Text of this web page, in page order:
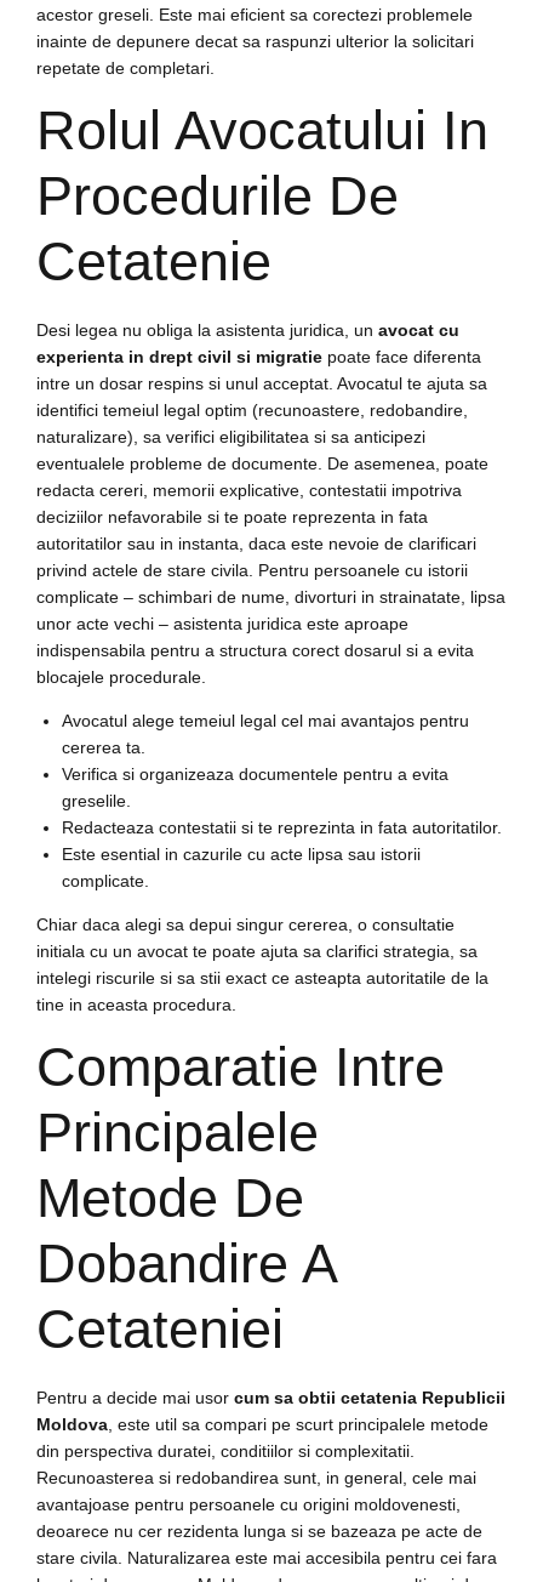
acestor greseli. Este mai eficient sa corectezi problemele
inainte de depunere decat sa raspunzi ulterior la solicitari
repetate de completari.
Rolul Avocatului In
Procedurile De
Cetatenie
Desi legea nu obliga la asistenta juridica, un avocat cu
experienta in drept civil si migratie poate face diferenta
intre un dosar respins si unul acceptat. Avocatul te ajuta sa
identifici temeiul legal optim (recunoastere, redobandire,
naturalizare), sa verifici eligibilitatea si sa anticipezi
eventualele probleme de documente. De asemenea, poate
redacta cereri, memorii explicative, contestatii impotriva
deciziilor nefavorabile si te poate reprezenta in fata
autoritatilor sau in instanta, daca este nevoie de clarificari
privind actele de stare civila. Pentru persoanele cu istorii
complicate – schimbari de nume, divorturi in strainatate, lipsa
unor acte vechi – asistenta juridica este aproape
indispensabila pentru a structura corect dosarul si a evita
blocajele procedurale.
Avocatul alege temeiul legal cel mai avantajos pentru
cererea ta.
Verifica si organizeaza documentele pentru a evita
greselile.
Redacteaza contestatii si te reprezinta in fata autoritatilor.
Este esential in cazurile cu acte lipsa sau istorii
complicate.
Chiar daca alegi sa depui singur cererea, o consultatie
initiala cu un avocat te poate ajuta sa clarifici strategia, sa
intelegi riscurile si sa stii exact ce asteapta autoritatile de la
tine in aceasta procedura.
Comparatie Intre
Principalele
Metode De
Dobandire A
Cetateniei
Pentru a decide mai usor cum sa obtii cetatenia Republicii
Moldova , este util sa compari pe scurt principalele metode
din perspectiva duratei, conditiilor si complexitatii.
Recunoasterea si redobandirea sunt, in general, cele mai
avantajoase pentru persoanele cu origini moldovenesti,
deoarece nu cer rezidenta lunga si se bazeaza pe acte de
stare civila. Naturalizarea este mai accesibila pentru cei fara